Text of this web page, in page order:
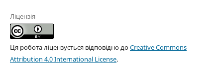
Ліцензія
Ця робота ліцензується відповідно доCreative Commons
Attribution 4.0 International License.